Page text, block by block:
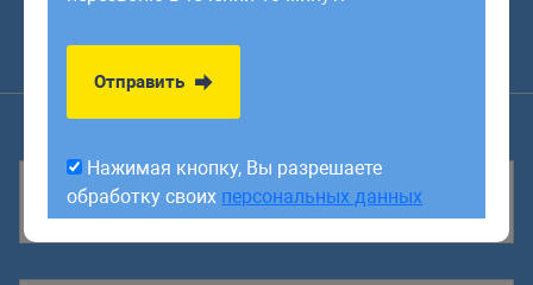
Оставить заявку
обработку своихперсональных данных
Отправить
Нажимая кнопку, Вы разрешаете
обработку своих персональных данных